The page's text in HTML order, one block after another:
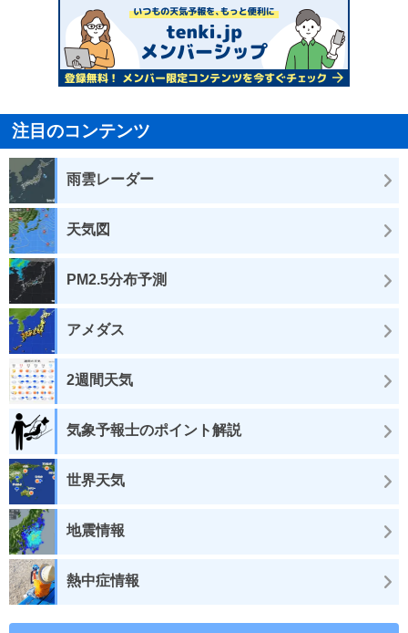
注目のコンテンツ
雨雲レーダー
天気図
PM2.5分布予測
アメダス
2週間天気
気象予報士のポイント解説
世界天気
地震情報
熱中症情報